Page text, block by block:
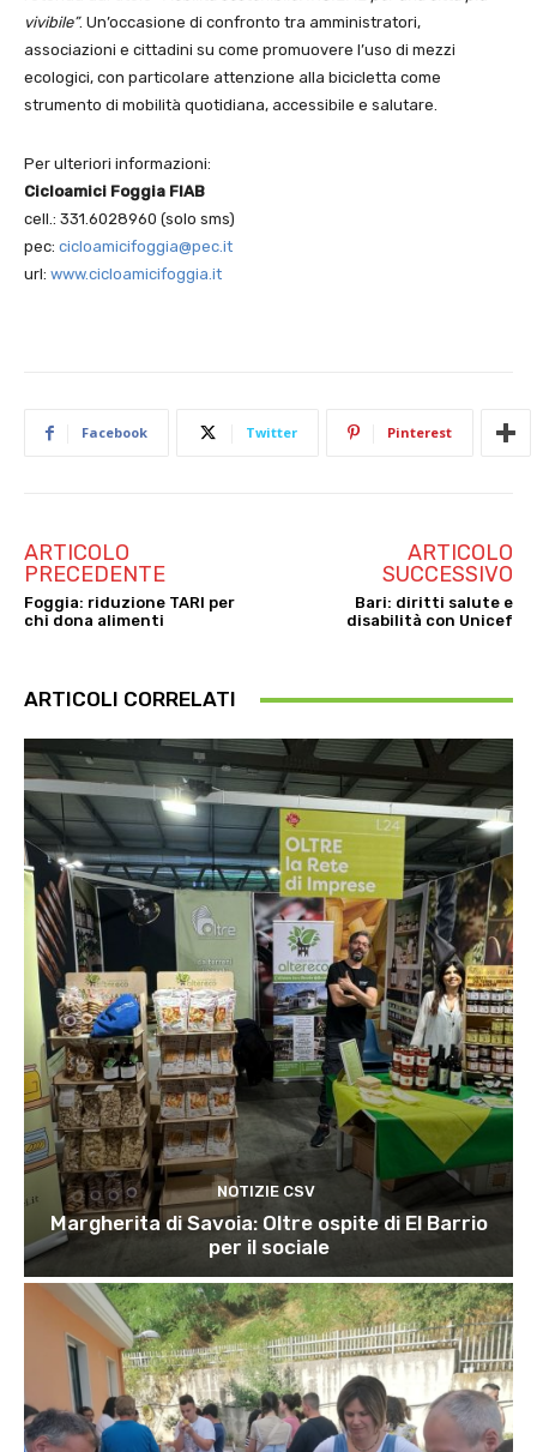
vivibile”. Un’occasione di confronto tra amministratori,
associazioni e cittadini su come promuovere l’uso di mezzi
ecologici, con particolare attenzione alla bicicletta come
strumento di mobilità quotidiana, accessibile e salutare.
Per ulteriori informazioni:
Cicloamici Foggia FIAB
cell.: 331.6028960 (solo sms)
pec: cicloamicifoggia@pec.it
url: www.cicloamicifoggia.it
Facebook Twitter Pinterest
ARTICOLO
PRECEDENTE
Foggia: riduzione TARI per
chi dona alimenti
ARTICOLO
SUCCESSIVO
Bari: diritti salute e
disabilità con Unicef
ARTICOLI CORRELATI
NOTIZIE CSV
Margherita di Savoia: Oltre ospite di El Barrio
per il sociale